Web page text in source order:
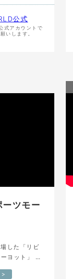
公式
式アカウントで
いします。
ツモー
した「リビ
ヨット」 ジ
ェラシスへ
>